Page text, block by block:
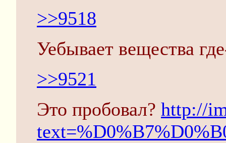
>>9518
Уебывает вещества
>>9521
Это пробовал? http://